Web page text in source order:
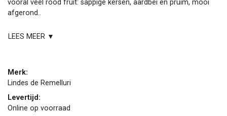
vooral veel rood fruit: sappige kersen, aardbei en pruim, mooi
afgerond..
LEES MEER ▼
Merk:
Lindes de Remelluri
Levertijd:
Online op voorraad